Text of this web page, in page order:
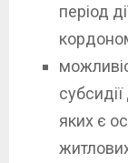
період
яких є